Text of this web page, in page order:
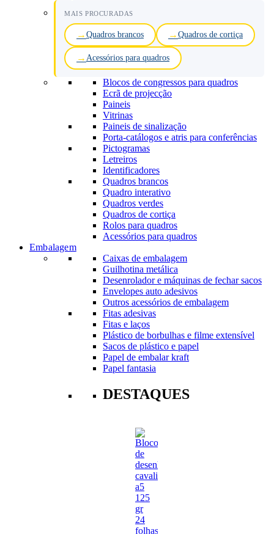
MAIS PROCURADAS
Quadros brancos Quadros de cortiça
Acessórios para quadros
Blocos de congressos para quadros
Ecrã de projecção
Paineis
Vitrinas
Paineis de sinalização
Porta-catálogos e atris para conferências
Pictogramas
Letreiros
Identificadores
Quadros brancos
Quadro interativo
Quadros verdes
Quadros de cortiça
Rolos para quadros
Acessórios para quadros
Embalagem
Caixas de embalagem
Guilhotina metálica
Desenrolador e máquinas de fechar sacos
Envelopes auto adesivos
Outros acessórios de embalagem
Fitas adesivas
Fitas e laços
Plástico de borbulhas e filme extensível
Sacos de plástico e papel
Papel de embalar kraft
Papel fantasia
DESTAQUES